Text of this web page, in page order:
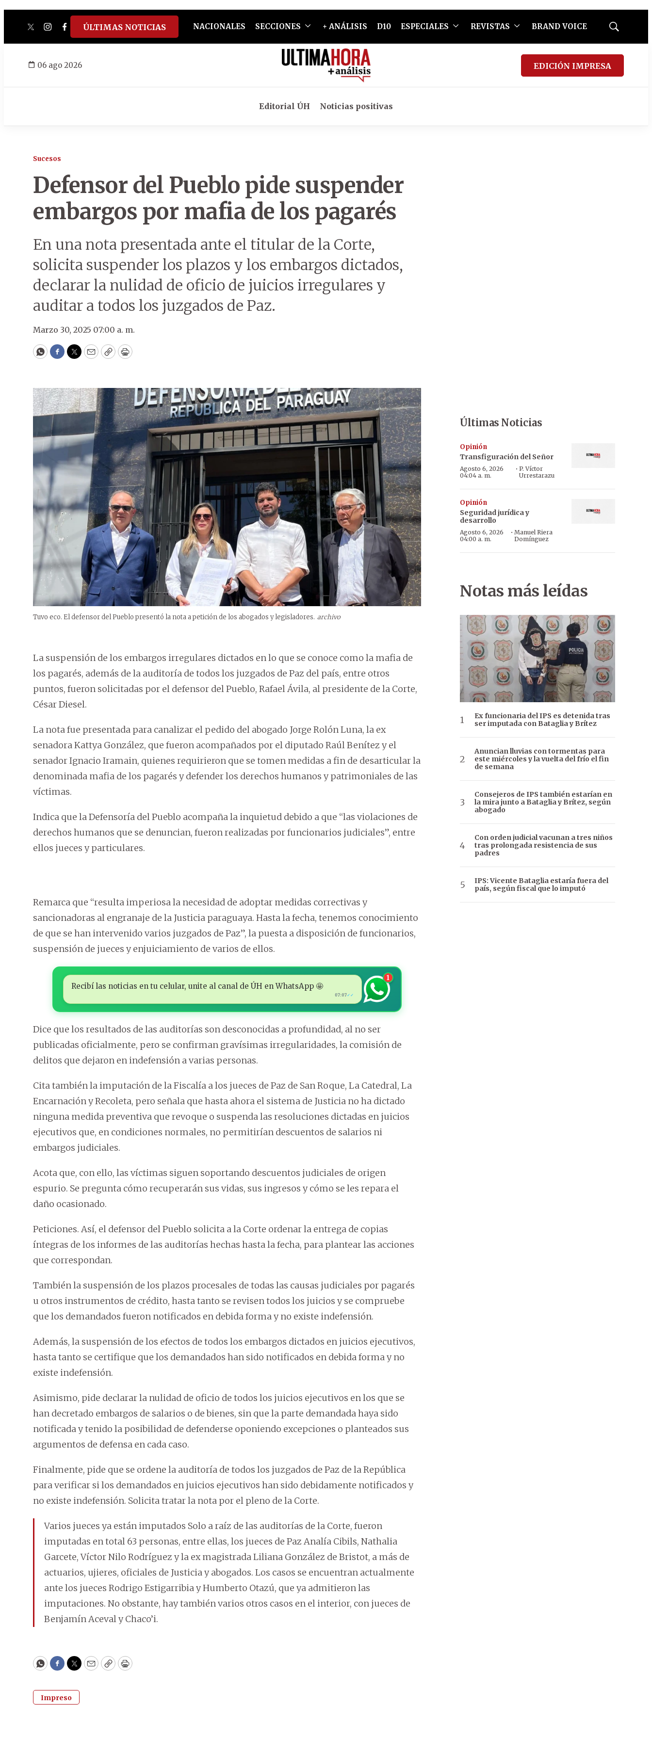
twitterinstagram
facebook
tiktokyoutube
spotify
ÚLTIMAS NOTICIAS NACIONALES SECCIONES + ANÁLISIS D10 ESPECIALES REVISTAS BRAND VOICE
Mostrar
06 ago 2026 EDICIÓN IMPRESA
Editorial ÚH Noticias positivas
Sucesos
Defensor del Pueblo pide suspender
embargos por mafia de los pagarés
En una nota presentada ante el titular de la Corte,
solicita suspender los plazos y los embargos dictados,
declarar la nulidad de oficio de juicios irregulares y
auditar a todos los juzgados de Paz.
Marzo 30, 2025 07:00 a. m.
WhatsApp
Facebook
Twitter
EmailCopyPrint
Tuvo eco. El defensor del Pueblo presentó la nota a petición de los abogados y legisladores. archivo
La suspensión de los embargos irregulares dictados en lo que se conoce como la mafia de
los pagarés, además de la auditoría de todos los juzgados de Paz del país, entre otros
puntos, fueron solicitadas por el defensor del Pueblo, Rafael Ávila, al presidente de la Corte,
César Diesel.
La nota fue presentada para canalizar el pedido del abogado Jorge Rolón Luna, la ex
senadora Kattya González, que fueron acompañados por el diputado Raúl Benítez y el
senador Ignacio Iramain, quienes requirieron que se tomen medidas a fin de desarticular la
denominada mafia de los pagarés y defender los derechos humanos y patrimoniales de las
víctimas.
Indica que la Defensoría del Pueblo acompaña la inquietud debido a que “las violaciones de
derechos humanos que se denuncian, fueron realizadas por funcionarios judiciales”, entre
ellos jueces y particulares.
Remarca que “resulta imperiosa la necesidad de adoptar medidas correctivas y
sancionadoras al engranaje de la Justicia paraguaya. Hasta la fecha, tenemos conocimiento
de que se han intervenido varios juzgados de Paz”, la puesta a disposición de funcionarios,
suspensión de jueces y enjuiciamiento de varios de ellos.
Recibí las noticias en tu celular, unite al canal de ÚH en WhatsApp 🤩
07:07✓✓
1
Dice que los resultados de las auditorías son desconocidas a profundidad, al no ser
publicadas oficialmente, pero se confirman gravísimas irregularidades, la comisión de
delitos que dejaron en indefensión a varias personas.
Cita también la imputación de la Fiscalía a los jueces de Paz de San Roque, La Catedral, La
Encarnación y Recoleta, pero señala que hasta ahora el sistema de Justicia no ha dictado
ninguna medida preventiva que revoque o suspenda las resoluciones dictadas en juicios
ejecutivos que, en condiciones normales, no permitirían descuentos de salarios ni
embargos judiciales.
Acota que, con ello, las víctimas siguen soportando descuentos judiciales de origen
espurio. Se pregunta cómo recuperarán sus vidas, sus ingresos y cómo se les repara el
daño ocasionado.
Peticiones. Así, el defensor del Pueblo solicita a la Corte ordenar la entrega de copias
íntegras de los informes de las auditorías hechas hasta la fecha, para plantear las acciones
que correspondan.
También la suspensión de los plazos procesales de todas las causas judiciales por pagarés
u otros instrumentos de crédito, hasta tanto se revisen todos los juicios y se compruebe
que los demandados fueron notificados en debida forma y no existe indefensión.
Además, la suspensión de los efectos de todos los embargos dictados en juicios ejecutivos,
hasta tanto se certifique que los demandados han sido notificados en debida forma y no
existe indefensión.
Asimismo, pide declarar la nulidad de oficio de todos los juicios ejecutivos en los que se
han decretado embargos de salarios o de bienes, sin que la parte demandada haya sido
notificada y tenido la posibilidad de defenderse oponiendo excepciones o planteados sus
argumentos de defensa en cada caso.
Finalmente, pide que se ordene la auditoría de todos los juzgados de Paz de la República
para verificar si los demandados en juicios ejecutivos han sido debidamente notificados y
no existe indefensión. Solicita tratar la nota por el pleno de la Corte.
Varios jueces ya están imputados Solo a raíz de las auditorías de la Corte, fueron
imputadas en total 63 personas, entre ellas, los jueces de Paz Analía Cibils, Nathalia
Garcete, Víctor Nilo Rodríguez y la ex magistrada Liliana González de Bristot, a más de
actuarios, ujieres, oficiales de Justicia y abogados. Los casos se encuentran actualmente
ante los jueces Rodrigo Estigarribia y Humberto Otazú, que ya admitieron las
imputaciones. No obstante, hay también varios otros casos en el interior, con jueces de
Benjamín Aceval y Chaco’i.
WhatsApp
Facebook
Twitter
EmailCopyPrint
Impreso
Últimas Noticias
Opinión
Transfiguración del Señor
Agosto 6, 2026
04:04 a. m.
· P. Víctor
Urrestarazu
Opinión
Seguridad jurídica y
desarrollo
Agosto 6, 2026
04:00 a. m.
· Manuel Riera
Domínguez
Notas más leídas
Ex funcionaria del IPS es detenida tras
ser imputada con Bataglia y Brítez
Anuncian lluvias con tormentas para
este miércoles y la vuelta del frío el fin
de semana
Consejeros de IPS también estarían en
la mira junto a Bataglia y Brítez, según
abogado
Con orden judicial vacunan a tres niños
tras prolongada resistencia de sus
padres
IPS: Vicente Bataglia estaría fuera del
país, según fiscal que lo imputó